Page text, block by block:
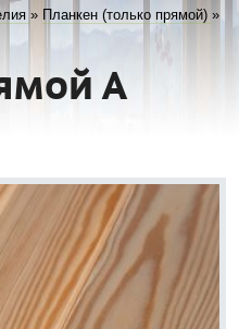
» Планкен (только прямой) »
А